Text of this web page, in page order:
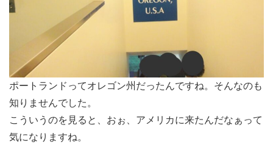
ポートランドってオレゴン州だったんですね。そんなのも
知りませんでした。
こういうのを見ると、おぉ、アメリカに来たんだなぁって
気になりますね。